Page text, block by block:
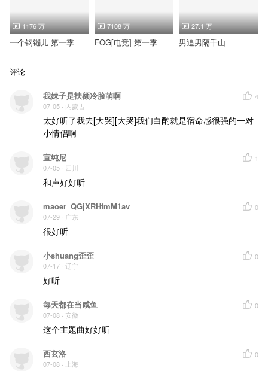
1176 万
一个钢镚儿 第一季
7108 万
FOG[电竞] 第一季
27.1 万
男追男隔千山
评论
我妹子是扶额冷脸萌啊
07-05 · 内蒙古
4
太好听了我去[大哭][大哭]我们白酌就是宿命感很强的一对
小情侣啊
宣纯尼
07-05 · 四川
1
和声好好听
maoer_QGjXRHfmM1av
07-29 · 广东
0
很好听
小shuang歪歪
07-17 · 辽宁
0
好听
每天都在当咸鱼
07-08 · 安徽
0
这个主题曲好好听
西玄洛_
07-08 · 上海
0